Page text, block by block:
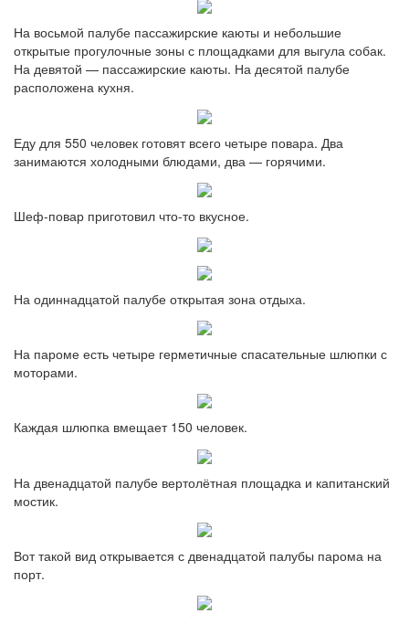
На восьмой палубе пассажирские каюты и небольшие
открытые прогулочные зоны с площадками для выгула собак.
На девятой — пассажирские каюты. На десятой палубе
расположена кухня.
Еду для 550 человек готовят всего четыре повара. Два
занимаются холодными блюдами, два — горячими.
Шеф-повар приготовил что-то вкусное.
На одиннадцатой палубе открытая зона отдыха.
На пароме есть четыре герметичные спасательные шлюпки с
моторами.
Каждая шлюпка вмещает 150 человек.
На двенадцатой палубе вертолётная площадка и капитанский
мостик.
Вот такой вид открывается с двенадцатой палубы парома на
порт.